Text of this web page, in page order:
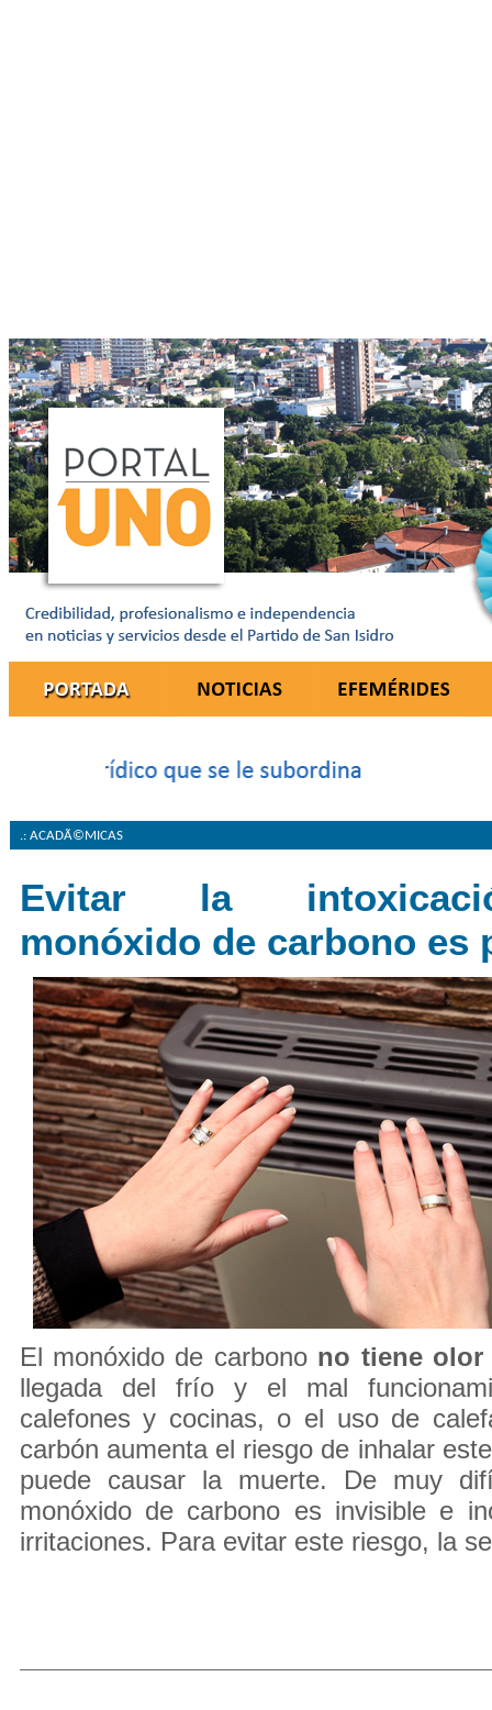
.: ACADÃ©MICAS
Evitar la
monóxido de carbono es
El monóxido de carbono no tiene
llegada del frío y el mal
calefones y cocinas, o el uso de
carbón aumenta el riesgo de inhalar
puede causar la muerte. De muy
monóxido de carbono es invisible e
irritaciones. Para evitar este riesgo, la